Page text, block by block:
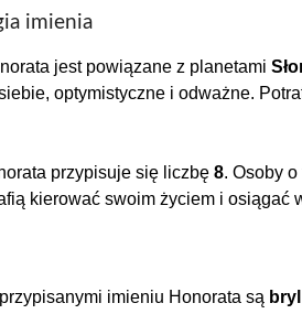
imienia
jest powiązane z planetami
optymistyczne i odważne.
przypisuje się liczbę 8. Osoby
kierować swoim życiem i osiągać
imieniu Honorata są bryl